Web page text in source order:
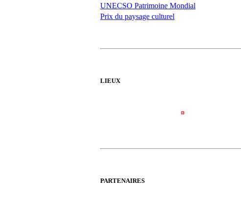
UNECSO Patrimoine Mondial
Prix du paysage culturel
LIEUX
PARTENAIRES